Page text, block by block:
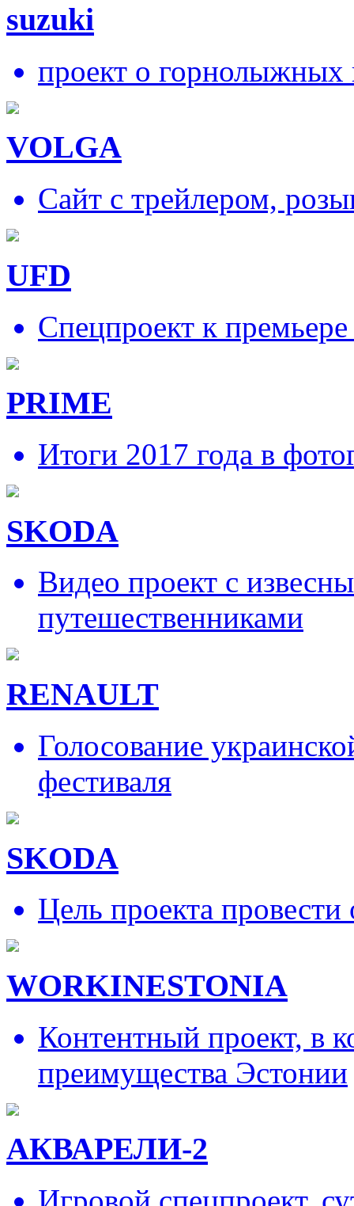
suzuki
проект о горнолыжных
VOLGA
Сайт с трейлером,
UFD
Спецпроект к
PRIME
Итоги 2017 года в
SKODA
Видео проект с
путешественниками
RENAULT
Голосование
фестиваля
SKODA
Цель проекта провести
WORKINESTONIA
Контентный проект, в
преимущества Эстонии
АКВАРЕЛИ-2